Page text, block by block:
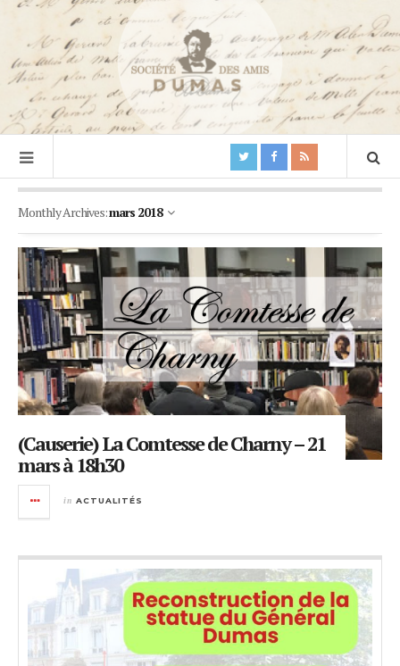
Monthly Archives:mars 2018
(Causerie) La Comtesse de Charny – 21
mars à 18h30
in ACTUALITÉS